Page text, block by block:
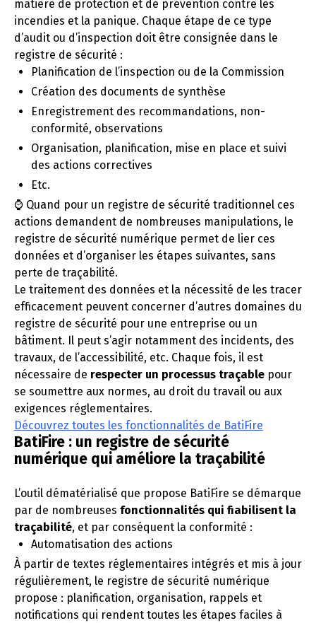
matière de protection et de prévention contre les
incendies et la panique. Chaque étape de ce type
d’audit ou d’inspection doit être consignée dans le
registre de sécurité :
Planification de l’inspection ou de la Commission
Création des documents de synthèse
Enregistrement des recommandations, non-
conformité, observations
Organisation, planification, mise en place et suivi
des actions correctives
Etc.
⌚ Quand pour un registre de sécurité traditionnel ces
actions demandent de nombreuses manipulations, le
registre de sécurité numérique permet de lier ces
données et d’organiser les étapes suivantes, sans
perte de traçabilité.
Le traitement des données et la nécessité de les tracer
efficacement peuvent concerner d’autres domaines du
registre de sécurité pour une entreprise ou un
bâtiment. Il peut s’agir notamment des incidents, des
travaux, de l’accessibilité, etc. Chaque fois, il est
nécessaire de respecter un processus traçable pour
se soumettre aux normes, au droit du travail ou aux
exigences réglementaires.
Découvrez toutes les fonctionnalités de BatiFire
BatiFire : un registre de sécurité
numérique qui améliore la traçabilité
L’outil dématérialisé que propose BatiFire se démarque
par de nombreuses fonctionnalités qui fiabilisent la
traçabilité, et par conséquent la conformité :
Automatisation des actions
À partir de textes réglementaires intégrés et mis à jour
régulièrement, le registre de sécurité numérique
propose : planification, organisation, rappels et
notifications qui rendent toutes les étapes faciles à